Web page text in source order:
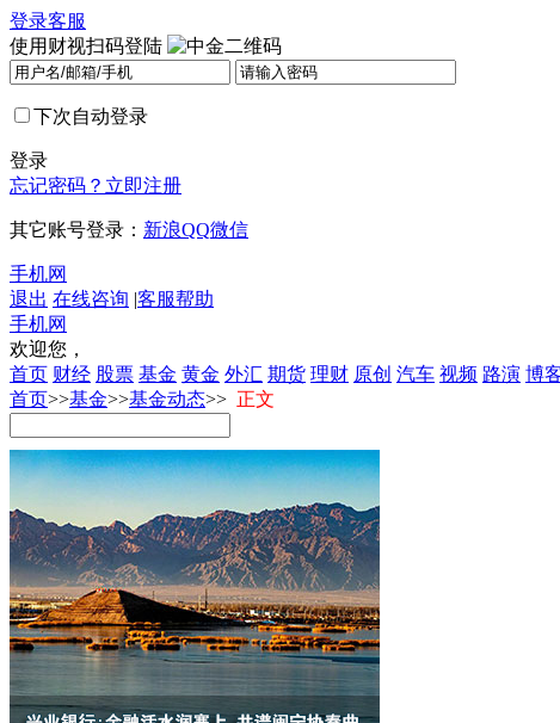
登录客服
使用财视扫码登陆
下次自动登录
登录
忘记密码？ 立即注册
其它账号登录： 新浪QQ微信
手机网
退出 在线咨询 |客服帮助
手机网
欢迎您，
首页 财经 股票 基金 黄金 外汇 期货 理财 原创 汽车 视频 路演 博
首页>>基金>>基金动态>> 正文